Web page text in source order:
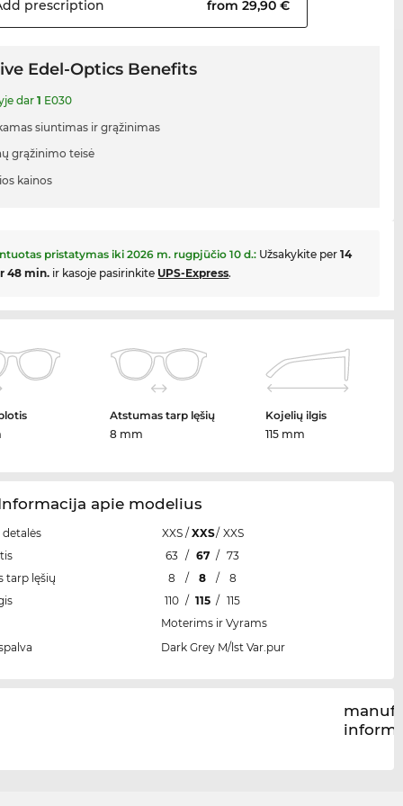
prescription from 29,90 €
Edel-Optics Benefits
dar1 E030
siuntimas ir grąžinimas
grąžinimo teisė
kainos
pristatymas iki2026 m. rugpjūčio 10 d.: Užsakykite per14
48 min. ir kasoje pasirinkite UPS-Express.
Atstumas tarp lęšių
8 mm
Kojelių ilgis
115 mm
apie modelius
detalės XXS / XXS/ XXS
63 / 67 / 73
tarp lęšių
8 / 8 /
8
110 / 115 / 115
Moterims ir Vyrams
Dark Grey M/lst Var.pur